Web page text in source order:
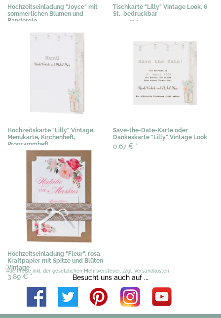
Hochzeitseinladung "Joyce" mit
sommerlichen Blumen und
Banderole
Tischkarte "Lilly" Vintage Look, 6
St., bedruckbar
3,03 € *
Hochzeitskarte "Lilly" Vintage,
Menükarte, Kirchenheft,
Programmheft
1,02 €*
Save-the-Date-Karte oder
Dankeskarte "Lilly" Vintage Look
0,67 € *
Hochzeitseinladung "Fleur", rosa,
Kraftpapier mit Spitze und Blüten
Vintage
3,89 € *
*Alle Preise inkl. der gesetzlichen Mehrwersteuer, zzgl. Versandkosten
Besucht uns auch auf ...